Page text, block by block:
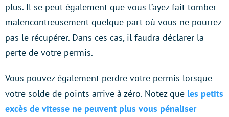
plus. Il se peut également que vous l’ayez fait tomber
malencontreusement quelque part où vous ne pourrez
pas le récupérer. Dans ces cas, il faudra déclarer la
perte de votre permis.
Vous pouvez également perdre votre permis lorsque
votre solde de points arrive à zéro. Notez que les petits
excès de vitesse ne peuvent plus vous pénaliser